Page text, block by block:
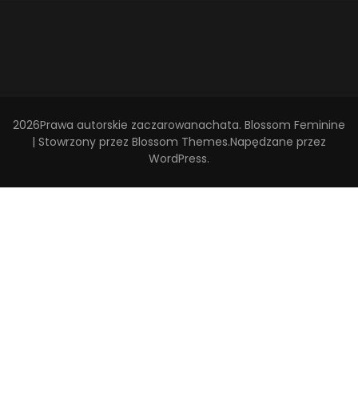
2026Prawa autorskie zaczarowanachata. Blossom Feminine
| Stowrzony przez Blossom Themes.Napędzane przez
WordPress.